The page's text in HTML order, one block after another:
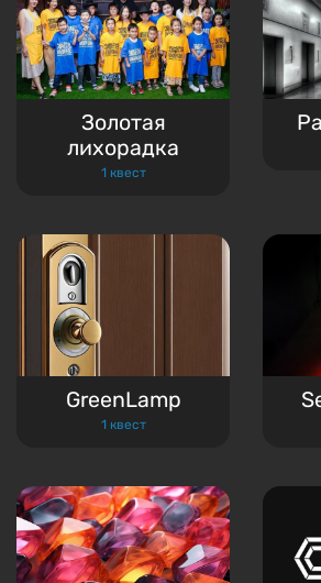
Золотая
лихорадка
1 квест
GreenLamp
1 квест